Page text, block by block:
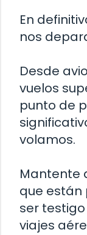
En
nos
Desde
vuelos
punto de
volamos.
Mantente
que están
ser
viajes